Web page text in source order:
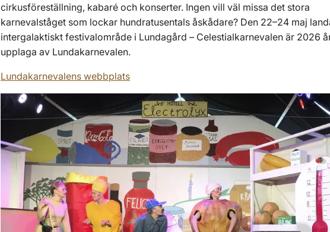
cirkusföreställning, kabaré och konserter. Ingen vill väl missa det stora
karnevalståget som lockar hundratusentals åskådare? Den 22–24 maj
intergalaktiskt festivalområde i Lundagård – Celestialkarnevalen är 2026
upplaga av Lundakarnevalen.
Lundakarnevalens webbplats